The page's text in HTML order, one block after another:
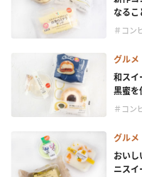
なるこ
＃コン
グルメ
和スイ
黒蜜を
＃コン
グルメ
おい
ニスイ